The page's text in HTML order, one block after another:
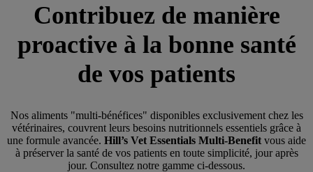
Contribuez de manière
proactive à la bonne santé
de vos patients
Nos aliments "multi-bénéfices" disponibles exclusivement chez les
vétérinaires, couvrent leurs besoins nutritionnels essentiels grâce à
une formule avancée. Hill’s Vet Essentials Multi-Benefit vous aide
à préserver la santé de vos patients en toute simplicité, jour après
jour. Consultez notre gamme ci-dessous.